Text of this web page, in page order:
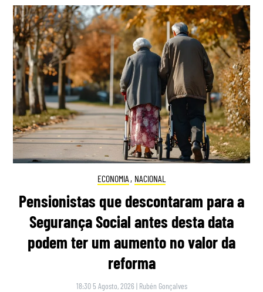
ECONOMIA , NACIONAL
Pensionistas que descontaram para a
Segurança Social antes desta data
podem ter um aumento no valor da
reforma
18:30 5 Agosto, 2026 | Rubén Gonçalves